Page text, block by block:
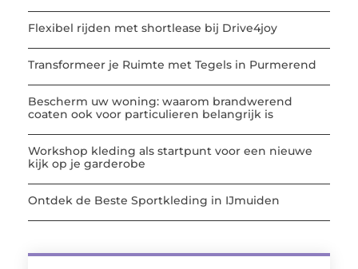
Flexibel rijden met shortlease bij Drive4joy
Transformeer je Ruimte met Tegels in Purmerend
Bescherm uw woning: waarom brandwerend
coaten ook voor particulieren belangrijk is
Workshop kleding als startpunt voor een nieuwe
kijk op je garderobe
Ontdek de Beste Sportkleding in IJmuiden